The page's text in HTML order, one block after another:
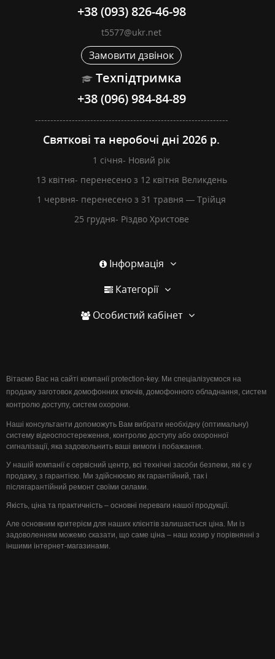
+38 (093) 826-46-98
t5577@ukr.net
Замовити дзвінок
Техпідтримка
+38 (096) 984-84-89
---------------------------------------------------------------
Святкові та неробочі дні 2026 р.
1 січня- Новий рік
13 квітня- перенесено з 12 квітня Великдень
1 червня- перенесено з 31 травня — Трійця
25 грудня- Різдво Христове
Інформація
Категорії
Особистий кабінет
Вітаємо Вас на сайті компанії protection-key. Ми спеціалізуємося на
продажу заготовок домофонних ключів, домофонного обладнання, систем
контролю доступу, систем охорони.
Наші консультанти допоможуть Вам вибрати необхідну (оптимальну)
систему відеоспостереження, контролю доступу або охоронної
сигналізації, яка задовольнить ваші вимоги і побажання.
У нашій компанії є сервісний центр, всі технічні засоби безпеки, які є у
продажу, з гарантією. Ми здійснюємо як гарантійний, так і
післягарантійний ремонт своїми силами.
Якість, ціна та практичність – основні переваги нашої продукції.
Але основним критерієм для наших клієнтів залишається ціна. Ми із
задоволенням можемо сказати, що саме ціна – наш козир у порівнянні з
іншими інтернет-магазинами.